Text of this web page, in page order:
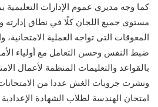
كما وجه مديري عموم الإدارات التعليمية
مستوى جميع اللجان كلًا في نطاق إدارته
المعوقات التى تواجه العملية
ضبط النفس وحسن التعامل مع أولياء
بالقواعد والتعليمات المنظمة لأعمال
ونشرت جروبات الغش عددا من
امتحان الهندسة لطلاب الشهادة الإعدادية